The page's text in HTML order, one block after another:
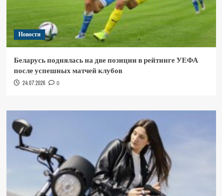
Новости
Беларусь поднялась на две позиции в рейтинге УЕФА
после успешных матчей клубов
24.07.2026 0